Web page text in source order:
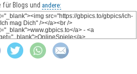
für Blogs und andere: